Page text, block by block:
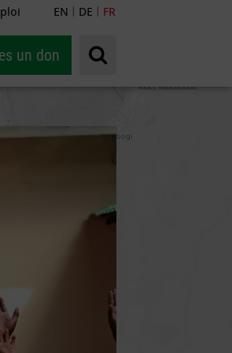
EN | DE | FR
un don